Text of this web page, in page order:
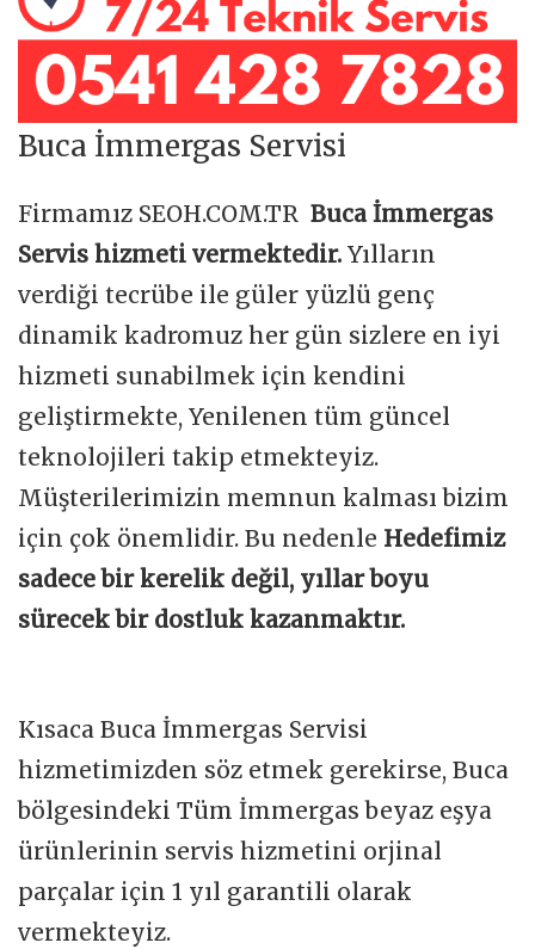
Buca İmmergas Servisi
Firmamız SEOH.COM.TR Buca İmmergas
Servis hizmeti vermektedir. Yılların
verdiği tecrübe ile güler yüzlü genç
dinamik kadromuz her gün sizlere en iyi
hizmeti sunabilmek için kendini
geliştirmekte, Yenilenen tüm güncel
teknolojileri takip etmekteyiz.
Müşterilerimizin memnun kalması bizim
için çok önemlidir. Bu nedenle Hedefimiz
sadece bir kerelik değil, yıllar boyu
sürecek bir dostluk kazanmaktır.
Kısaca Buca İmmergas Servisi
hizmetimizden söz etmek gerekirse, Buca
bölgesindeki Tüm İmmergas beyaz eşya
ürünlerinin servis hizmetini orjinal
parçalar için 1 yıl garantili olarak
vermekteyiz.